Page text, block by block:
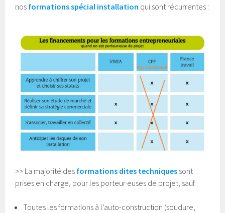
nos formations spécial installation qui sont récurrentes :
>> La majorité des formations dites techniques sont
prises en charge, pour les porteur·euses de projet, sauf :
Toutes les formations à l’auto-construction (soudure,